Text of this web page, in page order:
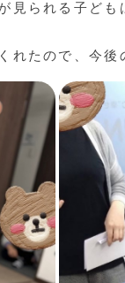
見られる子ど
れたので、今